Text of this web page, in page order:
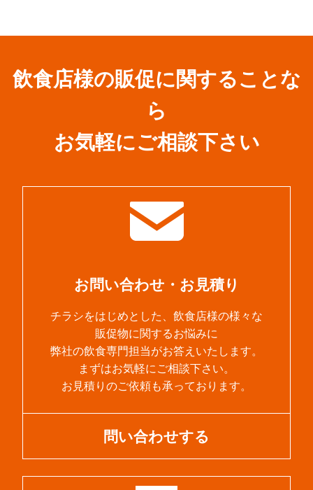
飲食店様の販促に関することな
ら
お気軽にご相談下さい
お問い合わせ・お見積り
チラシをはじめとした、飲食店様の様々な
販促物に関するお悩みに
弊社の飲食専門担当がお答えいたします。
まずはお気軽にご相談下さい。
お見積りのご依頼も承っております。
問い合わせする